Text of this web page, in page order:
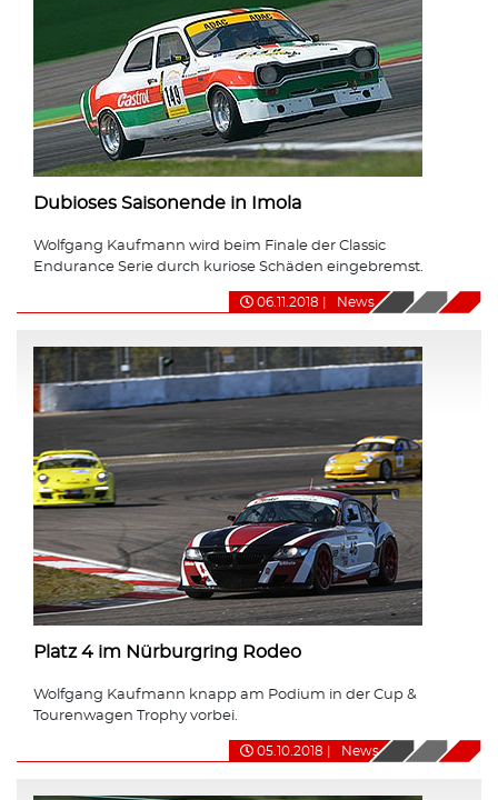
Dubioses Saisonende in Imola
Wolfgang Kaufmann wird beim Finale der Classic
Endurance Serie durch kuriose Schäden eingebremst.
06.11.2018 News
Platz 4 im Nürburgring Rodeo
Wolfgang Kaufmann knapp am Podium in der Cup &
Tourenwagen Trophy vorbei.
05.10.2018 News